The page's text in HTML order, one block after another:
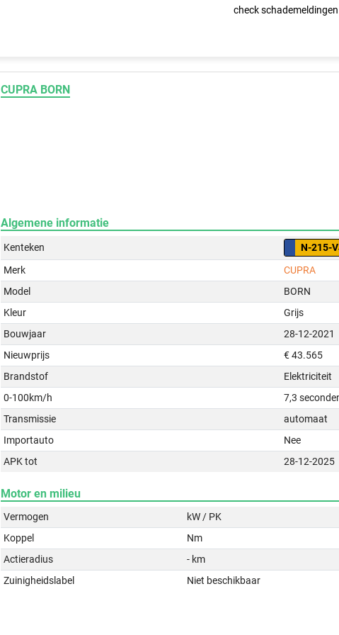
check
CUPRA BORN
Algemene informatie
Kenteken
N-215-
Merk
CUPRA
Model
BORN
Kleur
Grijs
Bouwjaar
28-12-2021
Nieuwprijs
€ 43.565
Brandstof
Elektriciteit
0-100km/h
7,3
Transmissie
automaat
Importauto
Nee
APK tot
28-12-2025
Motor en milieu
Vermogen
kW / PK
Koppel
Nm
Actieradius
- km
Zuinigheidslabel
Niet beschikbaar